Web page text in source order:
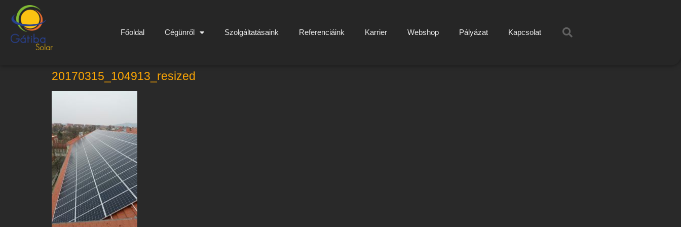
Főoldal Cégünről Szolgáltatásaink Referenciáink Karrier Webshop Pályázat Kapcsolat
20170315_104913_resized